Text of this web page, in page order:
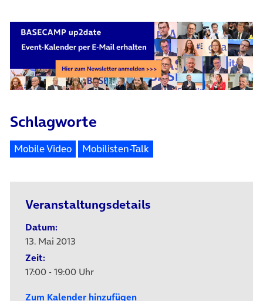
Schlagworte
Mobile Video Mobilisten-Talk
Veranstaltungsdetails
Datum:
13. Mai 2013
Zeit:
17:00 - 19:00 Uhr
Zum Kalender hinzufügen